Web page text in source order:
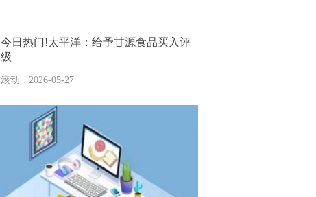
今日热门!太平洋：给予甘源食品买入评
级
滚动 · 2026-05-27